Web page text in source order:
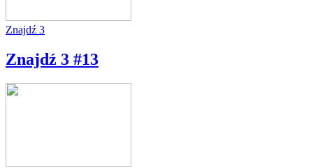
Znajdź 3
Znajdź 3 #13